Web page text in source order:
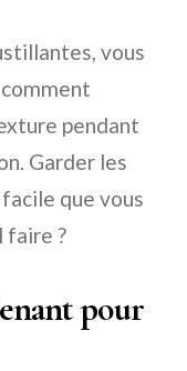
vous
pendant
Garder les
que vous
faire ?
pour